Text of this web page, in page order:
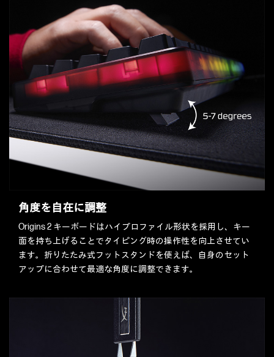
角度を自在に調整
Origins 2 キーボードはハイプロファイル形状を採用し、キー
面を持ち上げることでタイピング時の操作性を向上させてい
ます。折りたたみ式フットスタンドを使えば、自身のセット
アップに合わせて最適な角度に調整できます。